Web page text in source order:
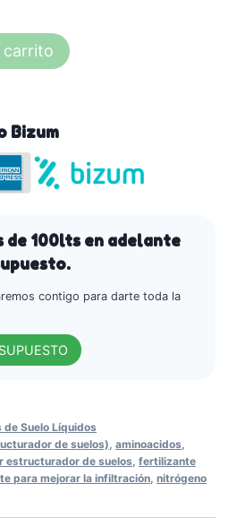
carrito
Bizum
de 100lts en adelante
contigo para darte toda la
Suelo Líquidos
de suelos) aminoacidos
estructurador de suelos fertilizante
para mejorar la infiltración nitrógeno